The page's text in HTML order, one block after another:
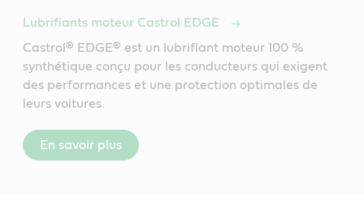
Lubrifiants moteur Castrol EDGE
Castrol® EDGE® est un lubrifiant moteur 100 %
synthétique conçu pour les conducteurs qui exigent
des performances et une protection optimales de
leurs voitures.
En savoir plus